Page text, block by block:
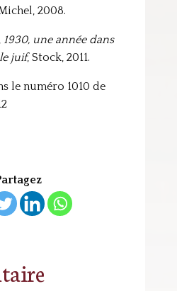
2008.
1930, une année dans
juif, Stock, 2011.
le numéro 1010 de